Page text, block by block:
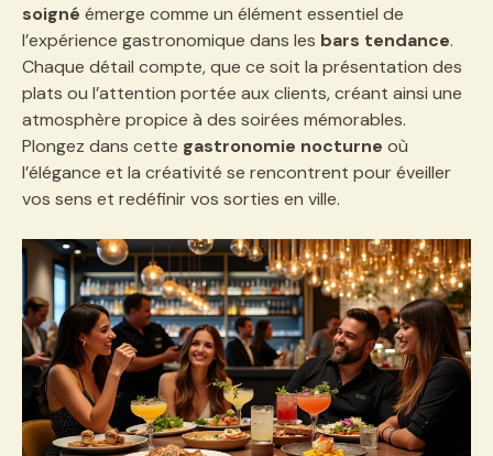
soigné émerge comme un élément essentiel de
l’expérience gastronomique dans les bars tendance.
Chaque détail compte, que ce soit la présentation des
plats ou l’attention portée aux clients, créant ainsi une
atmosphère propice à des soirées mémorables.
Plongez dans cette gastronomie nocturne où
l’élégance et la créativité se rencontrent pour éveiller
vos sens et redéfinir vos sorties en ville.